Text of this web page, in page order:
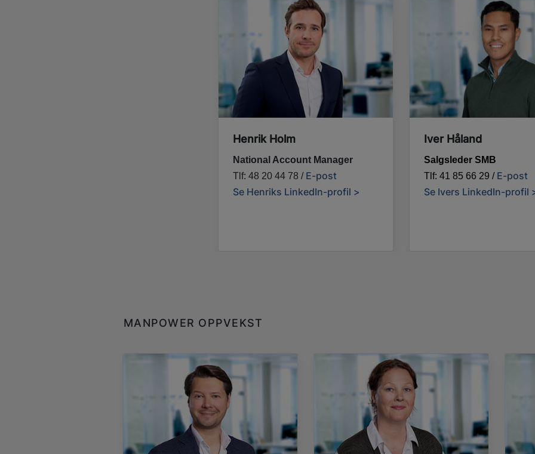
Henrik Holm
National Account Manager
Tlf: 48 20 44 78 / E-post
Se Henriks LinkedIn-profil >
Iver Håland
Salgsleder SMB
Tlf: 41 85 66 29 / E-post
Se Ivers LinkedIn-profil
MANPOWER OPPVEKST